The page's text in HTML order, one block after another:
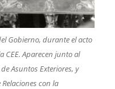
Gobierno, durante el acto
CEE. Aparecen junto al
Asuntos Exteriores, y
con la